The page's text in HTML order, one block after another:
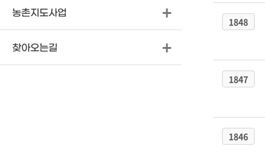
농촌지도사업
찾아오는길
1848
1847
1846